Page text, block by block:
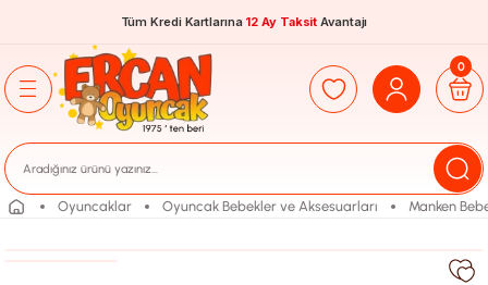
Tüm Kredi Kartlarına 12 Ay Taksit Avantajı
0
Oyuncaklar Oyuncak Bebekler ve Aksesuarları Manken